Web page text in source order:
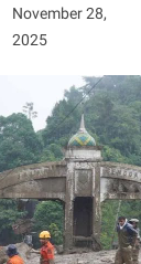
November 28,
2025